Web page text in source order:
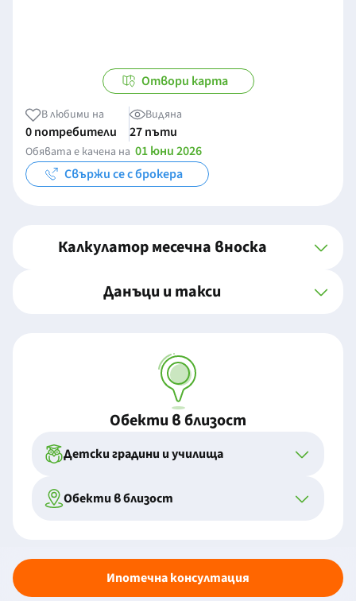
Отвори карта
В любими на
0 потребители
Видяна
27 пъти
Обявата е качена на 01 юни 2026
Свържи се с брокера
Калкулатор месечна вноска
Данъци и такси
Обекти в близост
Детски градини и училища
Обекти в близост
Ипотечна консултация